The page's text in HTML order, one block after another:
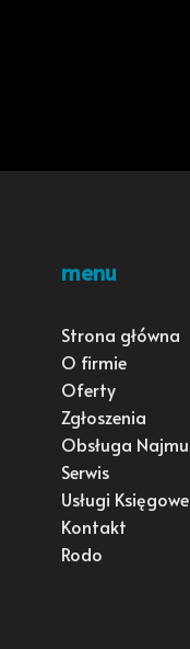
menu
Strona główna
O firmie
Oferty
Zgłoszenia
Obsługa Najmu
Serwis
Usługi Księgowe
Kontakt
Rodo